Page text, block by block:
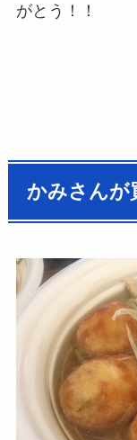
がとう！！
かみさんが